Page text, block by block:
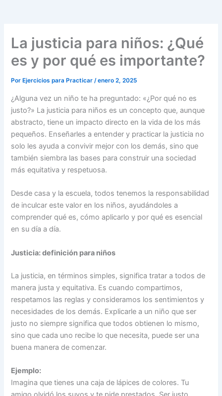
La justicia para niños: ¿Qué
es y por qué es importante?
Por Ejercicios para Practicar/enero 2, 2025
¿Alguna vez un niño te ha preguntado: «¿Por qué no es
justo?» La justicia para niños es un concepto que, aunque
abstracto, tiene un impacto directo en la vida de los más
pequeños. Enseñarles a entender y practicar la justicia no
solo les ayuda a convivir mejor con los demás, sino que
también siembra las bases para construir una sociedad
más equitativa y respetuosa.
Desde casa y la escuela, todos tenemos la responsabilidad
de inculcar este valor en los niños, ayudándoles a
comprender qué es, cómo aplicarlo y por qué es esencial
en su día a día.
Justicia: definición para niños
La justicia, en términos simples, significa tratar a todos de
manera justa y equitativa. Es cuando compartimos,
respetamos las reglas y consideramos los sentimientos y
necesidades de los demás. Explicarle a un niño que ser
justo no siempre significa que todos obtienen lo mismo,
sino que cada uno recibe lo que necesita, puede ser una
buena manera de comenzar.
Ejemplo:
Imagina que tienes una caja de lápices de colores. Tu